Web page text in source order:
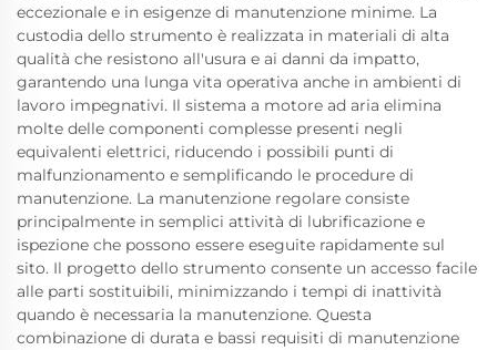
eccezionale e in esigenze di manutenzione minime. La
custodia dello strumento è realizzata in materiali di alta
qualità che resistono all'usura e ai danni da impatto,
garantendo una lunga vita operativa anche in ambienti di
lavoro impegnativi. Il sistema a motore ad aria elimina
molte delle componenti complesse presenti negli
equivalenti elettrici, riducendo i possibili punti di
malfunzionamento e semplificando le procedure di
manutenzione. La manutenzione regolare consiste
principalmente in semplici attività di lubrificazione e
ispezione che possono essere eseguite rapidamente sul
sito. Il progetto dello strumento consente un accesso facile
alle parti sostituibili, minimizzando i tempi di inattività
quando è necessaria la manutenzione. Questa
combinazione di durata e bassi requisiti di manutenzione